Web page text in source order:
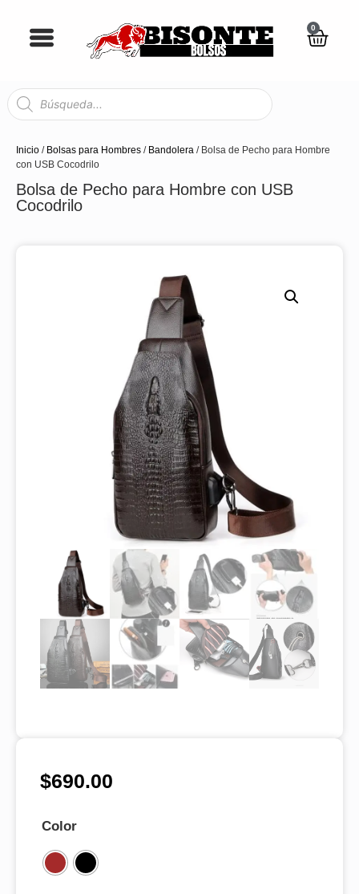
0
Inicio / Bolsas para Hombres / Bandolera / Bolsa de Pecho para Hombre
con USB Cocodrilo
Bolsa de Pecho para Hombre con USB
Cocodrilo
$690.00
Color